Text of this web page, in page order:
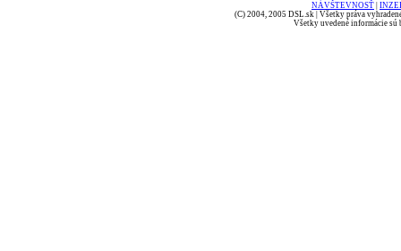
NÁVŠTEVNOSŤ
(C) 2004, 2005 DSL.sk | Všetky práva
Všetky uvedené informácie sú